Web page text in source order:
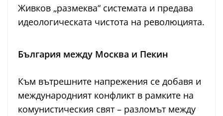
Живков „размеква“ системата и предава
идеологическата чистота на революцията.
България между Москва и Пекин
Към вътрешните напрежения се добавя и
международният конфликт в рамките на
комунистическия свят – разломът между